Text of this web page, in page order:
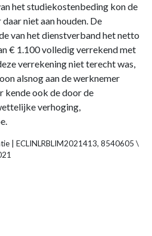
het studiekostenbeding kon de
niet aan houden. De
van het dienstverband het netto
€ 1.100 volledig verrekend met
verrekening niet terecht was,
alsnog aan de werknemer
kende ook de door de
verhoging,
| ECLINLRBLIM2021413, 8540605 \